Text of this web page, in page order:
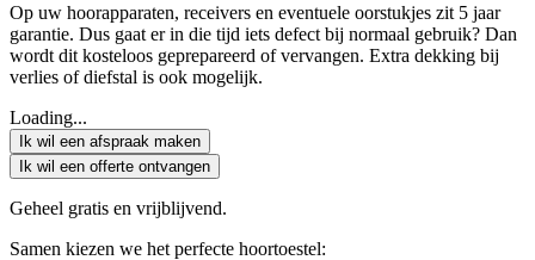
Op uw hoorapparaten, receivers en eventuele oorstukjes zit 5 jaar
garantie. Dus gaat er in die tijd iets defect bij normaal gebruik? Dan
wordt dit kosteloos geprepareerd of vervangen. Extra dekking bij
verlies of diefstal is ook mogelijk.
Loading...
Ik wil een afspraak maken
Ik wil een offerte ontvangen
Geheel gratis en vrijblijvend.
Samen kiezen we het perfecte hoortoestel: